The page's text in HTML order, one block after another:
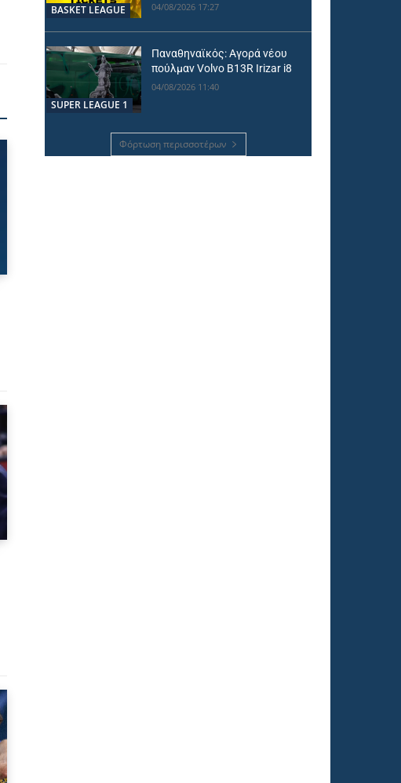
BASKET LEAGUE 04/08/2026 17:27
SUPER LEAGUE 1
Παναθηναϊκός: Αγορά νέου
πούλμαν Volvo B13R Irizar i8
04/08/2026 11:40
Φόρτωση περισσοτέρων